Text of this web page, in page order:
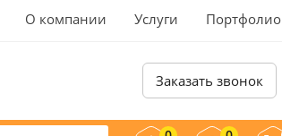
О компании Услуги Портфолио
Заказать звонок